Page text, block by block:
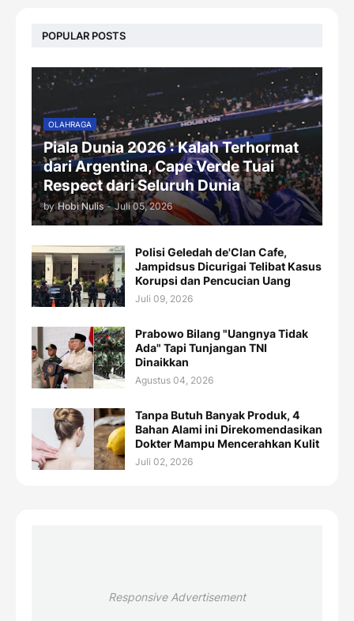
POPULAR POSTS
OLAHRAGA
Piala Dunia 2026 : Kalah Terhormat
dari Argentina, Cape Verde Tuai
Respect dari Seluruh Dunia
by Hobi Nulis - Juli 05, 2026
Polisi Geledah de'Clan Cafe,
Jampidsus Dicurigai Telibat Kasus
Korupsi dan Pencucian Uang
Juli 09, 2026
Prabowo Bilang "Uangnya Tidak
Ada" Tapi Tunjangan TNI
Dinaikkan
Agustus 04, 2026
Tanpa Butuh Banyak Produk, 4
Bahan Alami ini Direkomendasikan
Dokter Mampu Mencerahkan Kulit
Juli 02, 2026
Responsive Advertisement